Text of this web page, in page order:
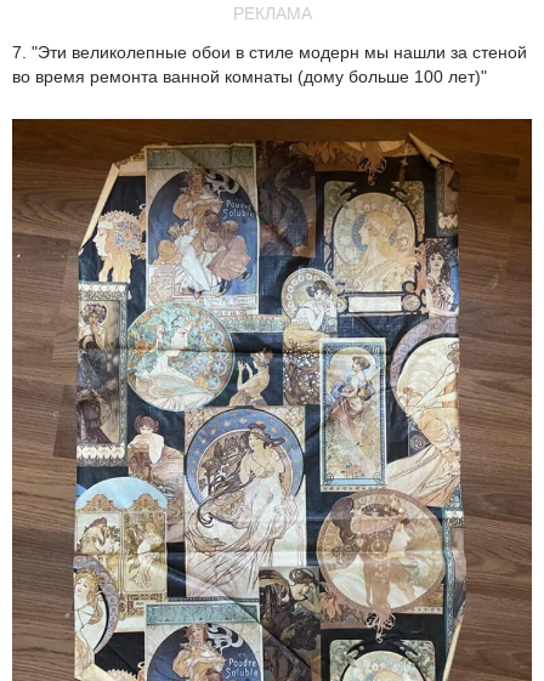
РЕКЛАМА
7. "Эти великолепные обои в стиле модерн мы нашли за стеной
во время ремонта ванной комнаты (дому больше 100 лет)"